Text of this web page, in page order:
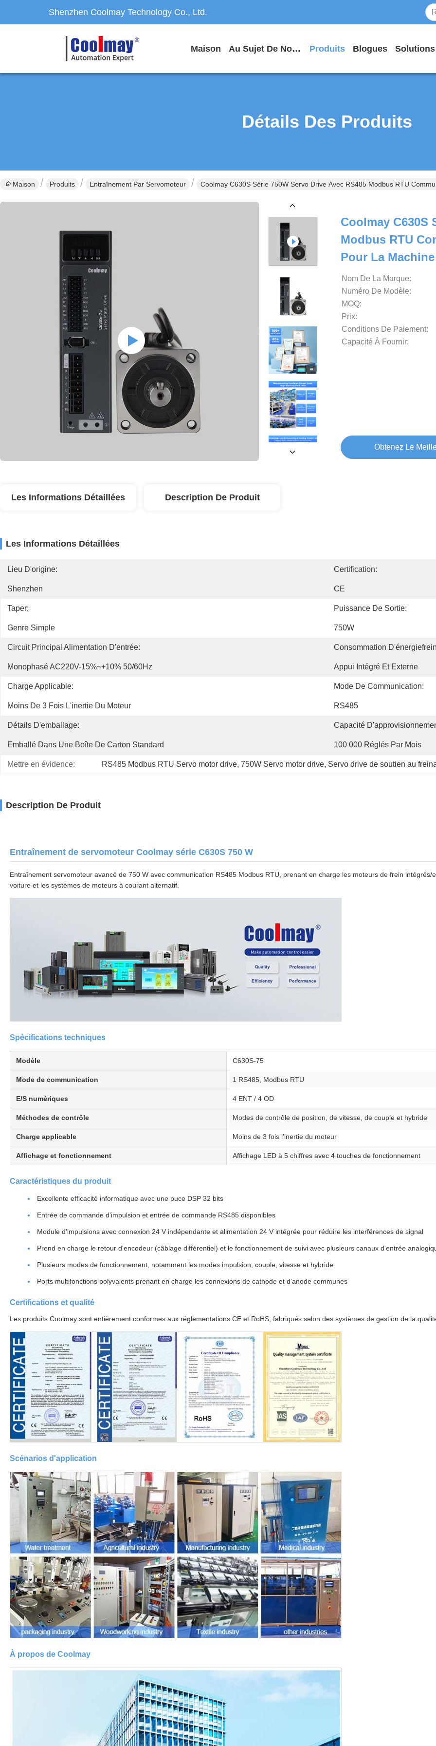
Shenzhen Coolmay Technology Co., Ltd.
Maison Au Sujet De Nous Produits Blogues Solutions
Détails Des Produits
Maison Produits Entraînement Par Servomoteur Coolmay C630S Série 750W Servo Drive Avec RS485 Modbus RTU
Coolmay C630S
Modbus RTU
Pour La
Nom De La Marque:
Numéro De Modèle:
MOQ:
Prix:
Conditions De Paiement:
Capacité À Fournir:
Obtenez Le
Les Informations Détaillées Description De Produit
Les Informations Détaillées
Lieu D'origine:
Shenzhen
Certification:
CE
Taper:
Genre Simple
Puissance De Sortie:
750W
Circuit Principal Alimentation D'entrée:
Monophasé AC220V-15%~+10% 50/60Hz
Consommation
Appui Intégré Et Externe
Charge Applicable:
Moins De 3 Fois L'inertie Du Moteur
Mode De Communication:
RS485
Détails D'emballage:
Emballé Dans Une Boîte De Carton Standard
Capacité
100 000 Réglés Par Mois
Mettre en évidence: RS485 Modbus RTU Servo motor drive, 750W Servo motor drive, Servo drive de soutien au
Description De Produit
Entraînement de servomoteur Coolmay série C630S 750 W
Entraînement servomoteur avancé de 750 W avec communication RS485 Modbus RTU, prenant en charge les moteurs de frein
voiture et les systèmes de moteurs à courant alternatif.
Spécifications techniques
Modèle C630S-75
Mode de communication 1 RS485, Modbus RTU
E/S numériques 4 ENT / 4 OD
Méthodes de contrôle Modes de contrôle de position, de vitesse, de couple et hybride
Charge applicable Moins de 3 fois l'inertie du moteur
Affichage et fonctionnement Affichage LED à 5 chiffres avec 4 touches de fonctionnement
Caractéristiques du produit
Excellente efficacité informatique avec une puce DSP 32 bits
Entrée de commande d'impulsion et entrée de commande RS485 disponibles
Module d'impulsions avec connexion 24 V indépendante et alimentation 24 V intégrée pour réduire les interférences de signal
Prend en charge le retour d'encodeur (câblage différentiel) et le fonctionnement de suivi avec plusieurs canaux d'entrée
Plusieurs modes de fonctionnement, notamment les modes impulsion, couple, vitesse et hybride
Ports multifonctions polyvalents prenant en charge les connexions de cathode et d'anode communes
Certifications et qualité
Les produits Coolmay sont entièrement conformes aux réglementations CE et RoHS, fabriqués selon des systèmes de gestion de la
Scénarios d'application
À propos de Coolmay